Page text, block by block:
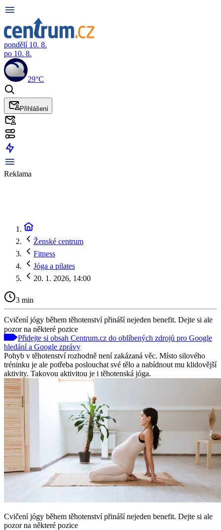
pondělí 10. 8.
po 10. 8.
29°C
Přihlášení
Reklama
Ženské centrum
Fitness
Jóga a pilates
20. 1. 2026, 14:00
3 min
Cvičení jógy během těhotenství přináší nejeden benefit. Dejte si ale
pozor na některé pozice
Přidejte si obsah Centrum.cz do oblíbených zdrojů pro Google
hledání a Google zprávy
Pohyb v těhotenství rozhodně není zakázaná věc. Místo silového
tréninku je ale potřeba poslouchat své tělo a nabídnout mu klidovější
aktivity. Takovou aktivitou je i těhotenská jóga.
Cvičení jógy během těhotenství přináší nejeden benefit. Dejte si ale
pozor na některé pozice